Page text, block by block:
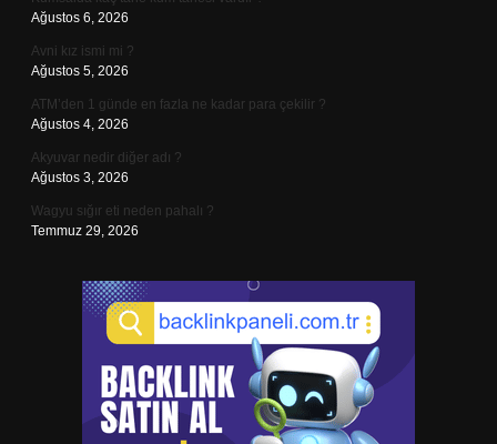
Ağustos 6, 2026
Avni kız ismi mi ?
Ağustos 5, 2026
ATM’den 1 günde en fazla ne kadar para çekilir ?
Ağustos 4, 2026
Akyuvar nedir diğer adı ?
Ağustos 3, 2026
Wagyu sığır eti neden pahalı ?
Temmuz 29, 2026